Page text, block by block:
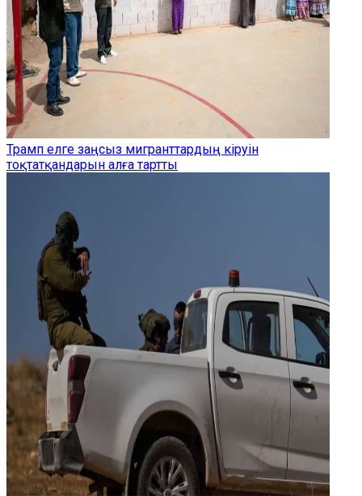
Трамп елге заңсыз мигранттардың кіруін
тоқтатқандарын алға тартты